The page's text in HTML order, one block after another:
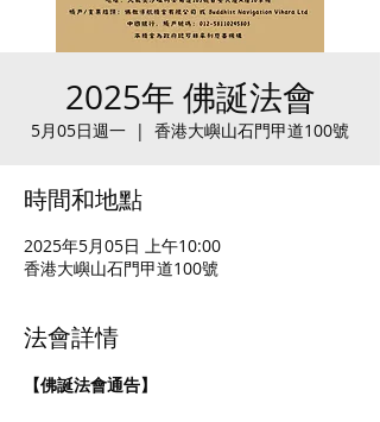
2025年 佛誕法會
5月05日週一
  |
香港大嶼山石門甲道100號
時間和地點
2025年5月05日 上午10:00
香港大嶼山石門甲道100號
法會詳情
【佛誕法會通告】